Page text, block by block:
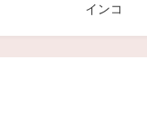
インコ